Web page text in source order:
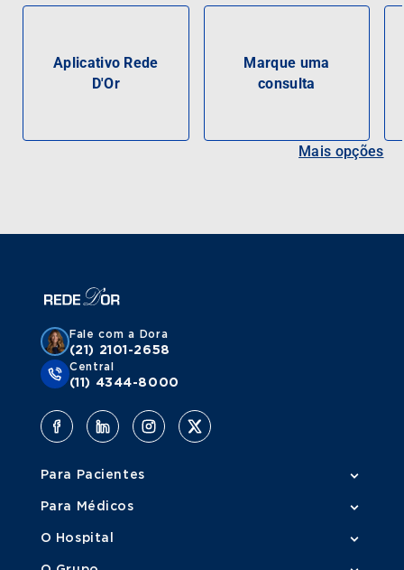
Aplicativo Rede
D'Or
Marque uma
consulta
Mais opções
Fale com a Dora
(21) 2101-2658
Central
(11) 4344-8000
Para Pacientes
Para Médicos
O Hospital